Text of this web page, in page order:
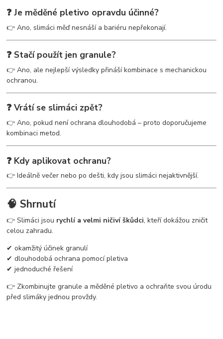
❓ Je měděné pletivo opravdu účinné?
👉 Ano, slimáci měď nesnáší a bariéru nepřekonají.
❓ Stačí použít jen granule?
👉 Ano, ale nejlepší výsledky přináší kombinace s mechanickou
ochranou.
❓ Vrátí se slimáci zpět?
👉 Ano, pokud není ochrana dlouhodobá – proto doporučujeme
kombinaci metod.
❓ Kdy aplikovat ochranu?
👉 Ideálně večer nebo po dešti, kdy jsou slimáci nejaktivnější.
🧠 Shrnutí
👉 Slimáci jsou rychlí a velmi ničiví škůdci, kteří dokážou zničit
celou zahradu.
✔ okamžitý účinek granulí
✔ dlouhodobá ochrana pomocí pletiva
✔ jednoduché řešení
👉 Zkombinujte granule a měděné pletivo a ochraňte svou úrodu
před slimáky jednou provždy.